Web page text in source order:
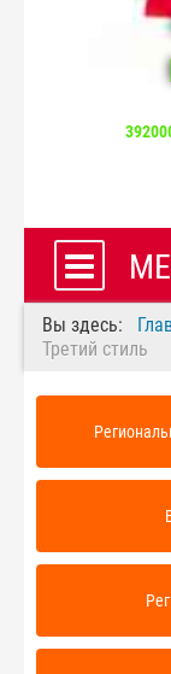
Вы здесь:
Третий стиль